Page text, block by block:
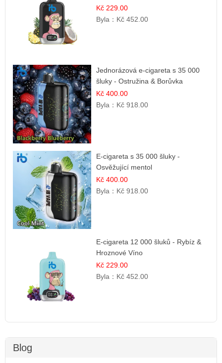
Zmrzlina
Kč 229.00
Byla： Kč 452.00
Jednorázová e-cigareta s 35 000
šluky - Ostružina & Borůvka
Kč 400.00
Byla： Kč 918.00
E-cigareta s 35 000 šluky -
Osvěžující mentol
Kč 400.00
Byla： Kč 918.00
E-cigareta 12 000 šluků - Rybíz &
Hroznové Víno
Kč 229.00
Byla： Kč 452.00
Blog